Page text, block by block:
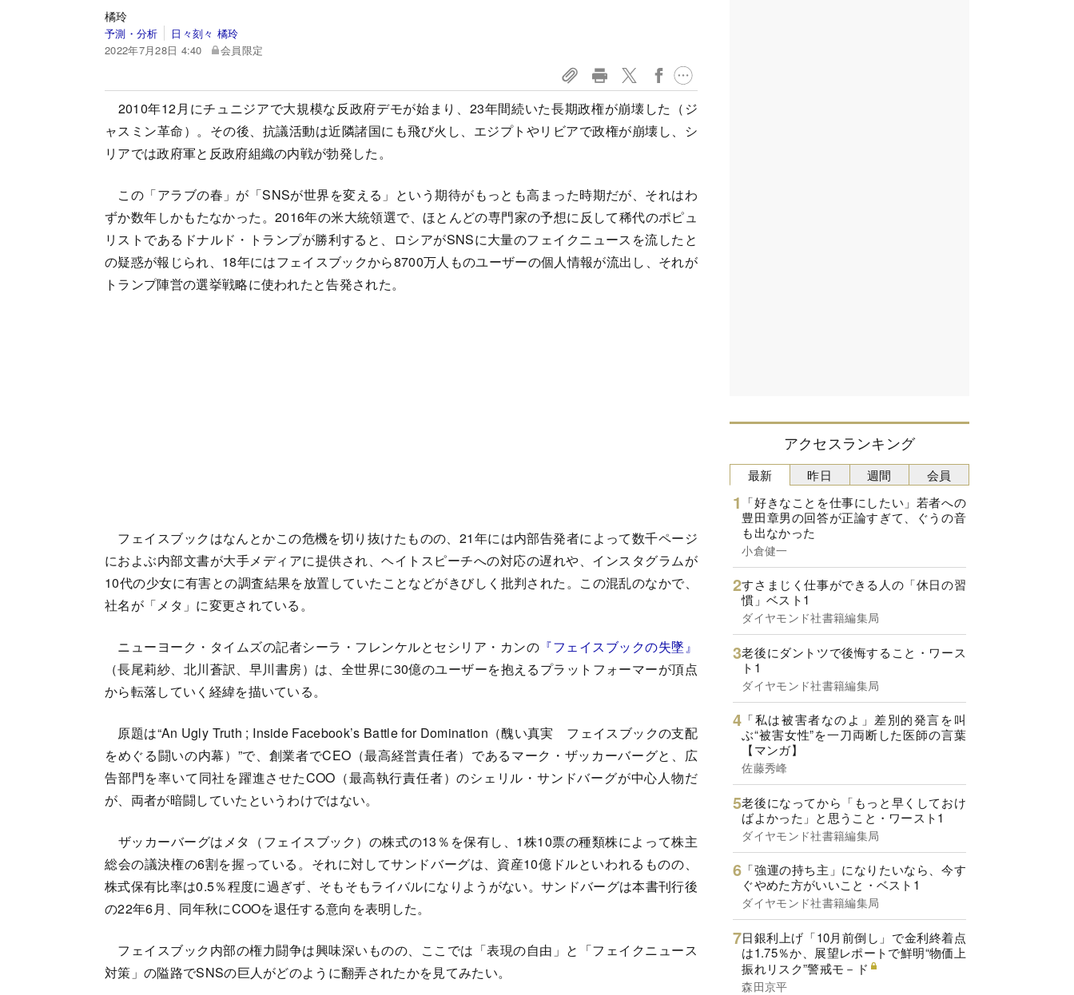
橘玲
予測・分析
日々刻々 橘玲
2022年7月28日 4:40
会員限定
2010年12月にチュニジアで大規模な反政府デモが始まり、23年間続いた長期政権が崩壊した（ジ
ャスミン革命）。その後、抗議活動は近隣諸国にも飛び火し、エジプトやリビアで政権が崩壊し、シ
リアでは政府軍と反政府組織の内戦が勃発した。
この「アラブの春」が「SNSが世界を変える」という期待がもっとも高まった時期だが、それはわ
ずか数年しかもたなかった。2016年の米大統領選で、ほとんどの専門家の予想に反して稀代のポピュ
リストであるドナルド・トランプが勝利すると、ロシアがSNSに大量のフェイクニュースを流したと
の疑惑が報じられ、18年にはフェイスブックから8700万人ものユーザーの個人情報が流出し、それが
トランプ陣営の選挙戦略に使われたと告発された。
フェイスブックはなんとかこの危機を切り抜けたものの、21年には内部告発者によって数千ページ
におよぶ内部文書が大手メディアに提供され、ヘイトスピーチへの対応の遅れや、インスタグラムが
10代の少女に有害との調査結果を放置していたことなどがきびしく批判された。この混乱のなかで、
社名が「メタ」に変更されている。
ニューヨーク・タイムズの記者シーラ・フレンケルとセシリア・カンの 『フェイスブックの失墜』
（長尾莉紗、北川蒼訳、早川書房）は、全世界に30億のユーザーを抱えるプラットフォーマーが頂点
から転落していく経緯を描いている。
原題は“An Ugly Truth ; Inside Facebook’s Battle for Domination（醜い真実 フェイスブックの支配
をめぐる闘いの内幕）”で、創業者でCEO（最高経営責任者）であるマーク・ザッカーバーグと、広
告部門を率いて同社を躍進させたCOO（最高執行責任者）のシェリル・サンドバーグが中心人物だ
が、両者が暗闘していたというわけではない。
ザッカーバーグはメタ（フェイスブック）の株式の13％を保有し、1株10票の種類株によって株主
総会の議決権の6割を握っている。それに対してサンドバーグは、資産10億ドルといわれるものの、
株式保有比率は0.5％程度に過ぎず、そもそもライバルになりようがない。サンドバーグは本書刊行後
の22年6月、同年秋にCOOを退任する意向を表明した。
フェイスブック内部の権力闘争は興味深いものの、ここでは「表現の自由」と「フェイクニュース
対策」の隘路でSNSの巨人がどのように翻弄されたかを見てみたい。
アクセスランキング
最新
「好きなことを仕事にしたい」若者への
豊田章男の回答が正論すぎて、ぐうの音
も出なかった
小倉健一
すさまじく仕事ができる人の「休日の習
慣」ベスト1
ダイヤモンド社書籍編集局
老後にダントツで後悔すること・ワース
ト1
ダイヤモンド社書籍編集局
「私は被害者なのよ」差別的発言を叫
ぶ“被害女性”を一刀両断した医師の言葉
【マンガ】
佐藤秀峰
老後になってから「もっと早くしておけ
ばよかった」と思うこと・ワースト1
ダイヤモンド社書籍編集局
「強運の持ち主」になりたいなら、今す
ぐやめた方がいいこと・ベスト1
ダイヤモンド社書籍編集局
日銀利上げ「10月前倒し」で金利終着点
は1.75％か、展望レポートで鮮明“物価上
振れリスク”警戒モ－ド
森田京平
昨日 週間 会員